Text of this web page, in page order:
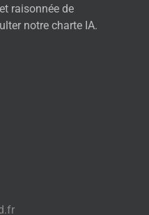
raisonnée de
notre charte IA.